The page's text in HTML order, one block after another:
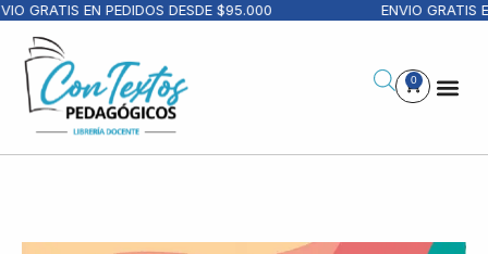
GRATIS EN PEDIDOS DESDE $95.000 ENVIO GRATIS
0